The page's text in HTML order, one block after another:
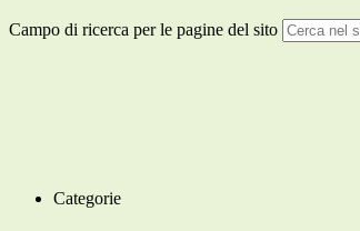
Campo di ricerca per le pagine del sito
Categorie